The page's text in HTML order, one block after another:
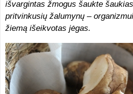
išvargintas žmogus šaukte
pritvinkusių žalumynų –
žiemą išeikvotas jėgas.